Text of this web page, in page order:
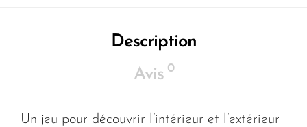
Description
Avis 0
Un jeu pour découvrir l’intérieur et l’extérieur